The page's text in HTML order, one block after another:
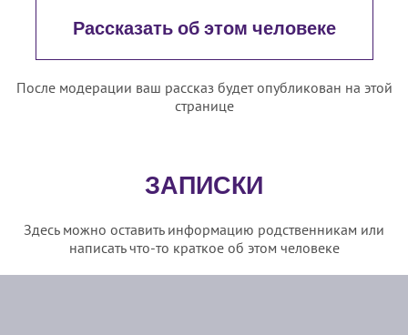
Рассказать об этом человеке
После модерации ваш рассказ будет опубликован на этой
странице
ЗАПИСКИ
Здесь можно оставить информацию родственникам или
написать что-то краткое об этом человеке